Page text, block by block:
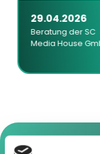
29.04.2026
Beratung der SC
Media House